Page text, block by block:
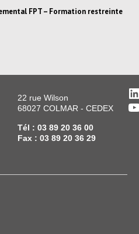
FPT – Formation restreinte
22 rue Wilson
68027 COLMAR - CEDEX
Tél : 03 89 20 36 00
Fax : 03 89 20 36 29